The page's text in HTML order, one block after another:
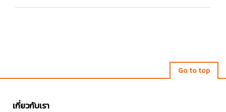
Go to top
เกี่ยวกับเรา